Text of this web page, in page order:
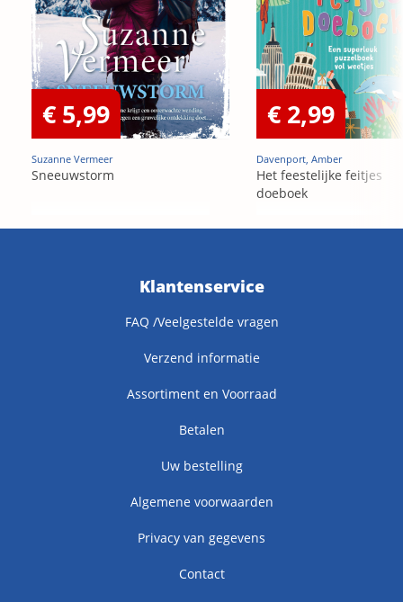
€ 5,99
Suzanne Vermeer
Sneeuwstorm
€ 2,99
Davenport, Amber
Het feestelijke feitjes
doeboek
Klantenservice
FAQ /Veelgestelde vragen
Verzend informatie
Assortiment en Voorraad
Betalen
Uw bestelling
Algemene voorwaarden
Privacy van gegevens
Contact